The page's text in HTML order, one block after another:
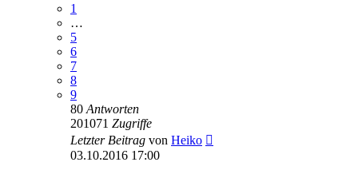
1
…
5
6
7
8
9
80 Antworten
201071 Zugriffe
Letzter Beitrag von Heiko
03.10.2016 17:00